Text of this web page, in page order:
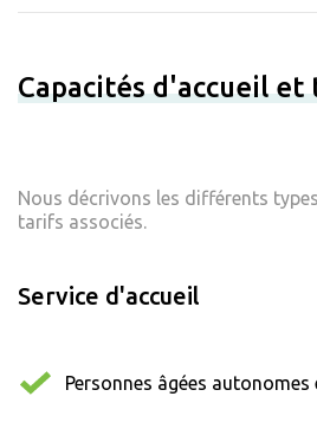
Capacités d'accueil et
Nous décrivons les différents
tarifs associés.
Service d'accueil
Personnes âgées